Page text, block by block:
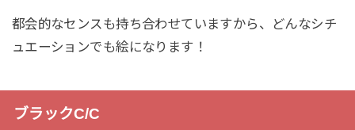
都会的なセンスも持ち合わせていますから、どんなシチ
ュエーションでも絵になります！
ブラックC/C